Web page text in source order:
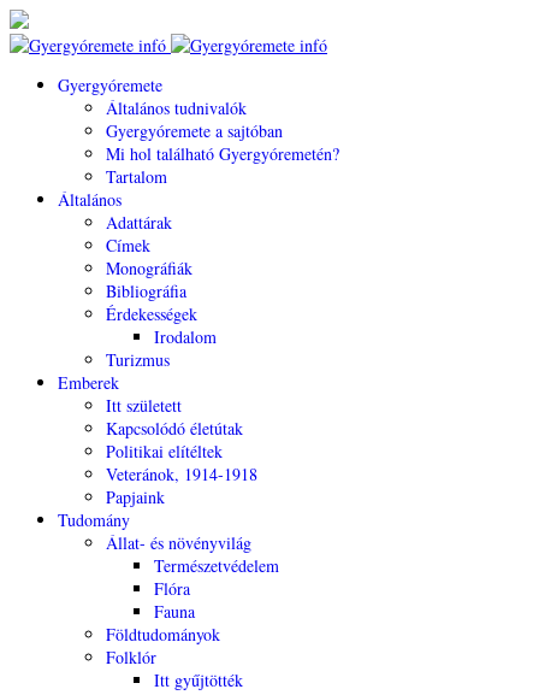
Gyergyóremete
Általános tudnivalók
Gyergyóremete a sajtóban
Mi hol található Gyergyóremetén?
Tartalom
Általános
Adattárak
Címek
Monográfiák
Bibliográfia
Érdekességek
Irodalom
Turizmus
Emberek
Itt született
Kapcsolódó életútak
Politikai elítéltek
Veteránok, 1914-1918
Papjaink
Tudomány
Állat- és növényvilág
Természetvédelem
Flóra
Fauna
Földtudományok
Folklór
Itt gyűjtötték